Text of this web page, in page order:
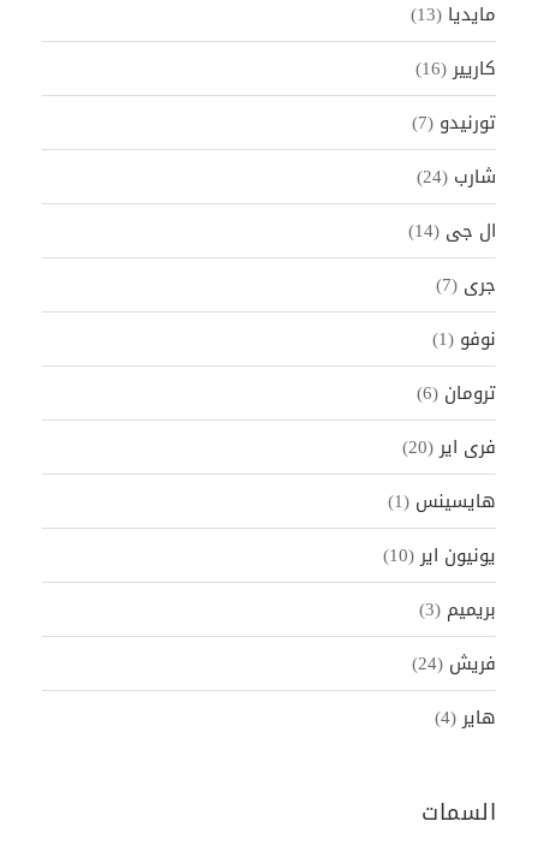
مايديا (13)
كاريير(16)
تورنيدو (7)
شارب (24)
ال جى (14)
جرى (7)
نوفو (1)
ترومان (6)
فرى اير(20)
هايسينس (1)
يونيون اير(10)
بريميم (3)
فريش (24)
هاير(4)
السمات